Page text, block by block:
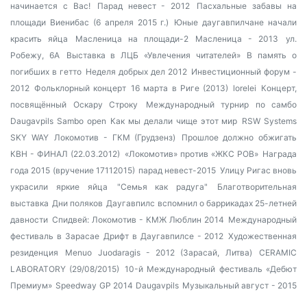
начинается с Вас!
Парад невест - 2012
Пасхальные забавы на
площади Виенибас (6 апреля 2015 г.)
Юные даугавпилчане начали
красить яйца
Масленица на площади-2 Масленица - 2013
ул.
Робежу, 6А
Выставка в ЛЦБ «Увлечения читателей»
В память о
погибших в гетто Неделя добрых дел 2012 Инвестиционный форум -
2012 Фольклорный концерт 16 марта в Риге (2013) lorelei Концерт,
посвящённый Оскару Строку
Международный турнир по самбо
Daugavpils Sambo open Как мы делали чище этот мир RSW Systems
SKY WAY Локомотив - ГКМ (Грудзенз)
Прошлое должно обжигать
КВН - ФИНАЛ (22.03.2012) «Локомотив» против «ЖКС РОВ» Награда
года 2015 (вручение 17112015) парад невест-2015 Улицу Ригас вновь
украсили яркие яйца
"Семья как радуга"
Благотворительная
выставка Дни поляков Даугавпилс вспомнил о баррикадах 25-летней
давности Спидвей: Локомотив - КМЖ Люблин 2014 Международный
фестиваль в Зарасае Дрифт в Даугавпилсе - 2012 Художественная
резиденция
Menuo Juodaragis - 2012 (Зарасай, Литва)
CERAMIC
LABORATORY (29/08/2015) 10-й Международный фестиваль «Дебют
Премиум» Speedway GP 2014 Daugavpils Музыкальный август - 2015